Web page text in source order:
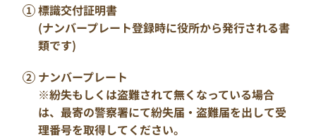
標識交付証明書
(ナンバープレート登録時に役所から発行される書
類です)
ナンバープレート
※紛失もしくは盗難されて無くなっている場合
は、最寄の警察署にて紛失届・盗難届を出して受
理番号を取得してください。